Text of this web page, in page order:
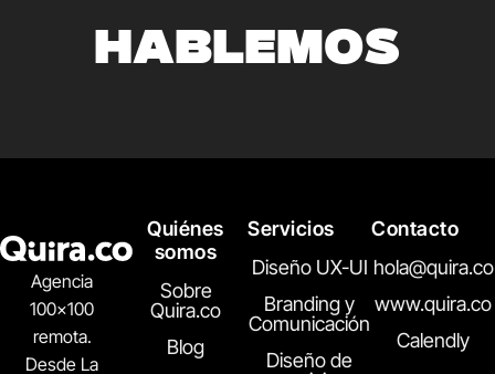
HABLEMOS
Agencia
100×100
remota.
Desde La
Quiénes
somos
Sobre
Quira.co
Blog
Servicios
Diseño UX-UI
Branding y
Comunicación
Diseño de
Contacto
hola@quira.co
www.quira.co
Calendly